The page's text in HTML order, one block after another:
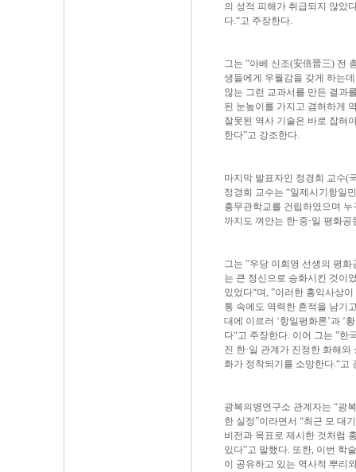
의 성적 피해가 취급되지 않았
다.“고 주장한다.
그는 ”아베 신조(安倍晋三) 전
생들에게 우월감을 갖게 하는
않는 그런 교과서를 만든 결과
된 눈높이를 가지고 겸허하게
잘못된 역사 기술은 바로 잡혀
한다”고 강조한다.
마지막 발표자인 정경희 교수(
정경희 교수는 “일제시기항일
흥무관학교를 건립하였으며
까지도 껴안는 한·중·일 평화
그는 ”우당 이회영 선생의 평
는 큰 정신으로 승화시킨 것이
있었다“며, ”이러한 홍익사상
통 속에도 역력한 흔적을 남기
대에 이르러 ‘항일평화론’과 ‘
다“고 주장한다. 이어 그는 ”
진 한·일 관계가 진정한 화해
화가 정착되기를 소망한다.“고
광복의병연구소 관계자는 “광
한 실정”이라면서 “최근 모 대
비전과 목표로 제시한 것처럼
있다”고 말했다. 또한, 이번 학
이 공유하고 있는 역사적 뿌리